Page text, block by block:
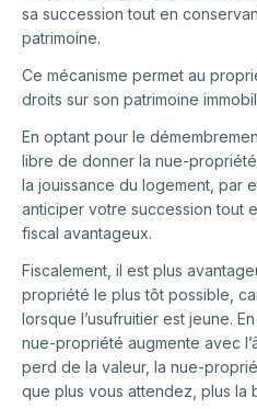
sa succession tout en
patrimoine.
Ce mécanisme permet au
droits sur son patrimoine
En optant pour le
libre de donner la nue-
la jouissance du logement, par
anticiper votre succession tout
fiscal avantageux.
Fiscalement, il est plus
propriété le plus tôt possible,
lorsque l’usufruitier est jeune.
nue-propriété augmente avec
perd de la valeur, la nue-
que plus vous attendez, plus la